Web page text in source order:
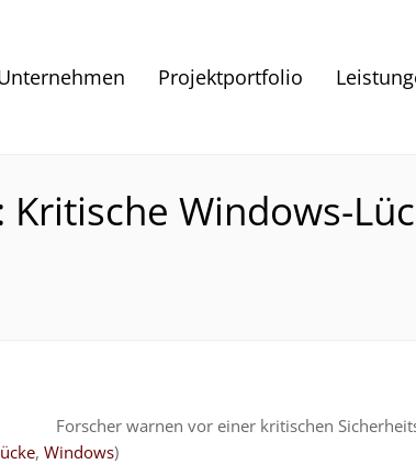
Projektportfolio
Windows-
Forscher warnen vor einer kritischen
, Windows)